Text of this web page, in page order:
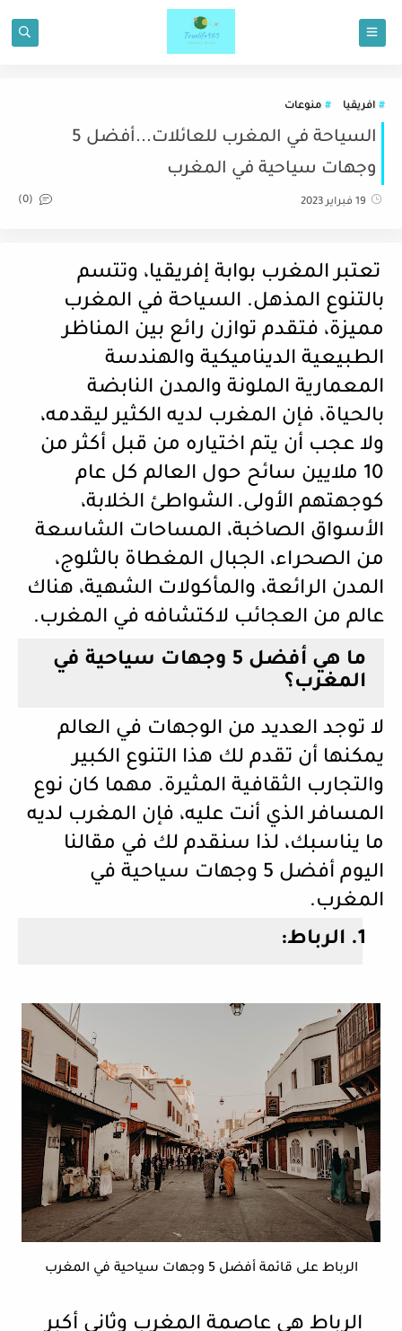
افريقيا منوعات
السياحة في المغرب للعائلات...أفضل 5
وجهات سياحية في المغرب
19 فبراير 2023 (0)
تعتبر المغرب بوابة إفريقيا، وتتسم
بالتنوع المذهل. السياحة في المغرب
مميزة، فتقدم توازن رائع بين المناظر
الطبيعية الديناميكية والهندسة
المعمارية الملونة والمدن النابضة
بالحياة، فإن المغرب لديه الكثير ليقدمه،
ولا عجب أن يتم اختياره من قبل أكثر من
10 ملايين سائح حول العالم كل عام
كوجهتهم الأولى. الشواطئ الخلابة،
الأسواق الصاخبة، المساحات الشاسعة
من الصحراء، الجبال المغطاة بالثلوج،
المدن الرائعة، والمأكولات الشهية، هناك
عالم من العجائب لاكتشافه في المغرب.
ما هي أفضل 5 وجهات سياحية في
المغرب؟
لا توجد العديد من الوجهات في العالم
يمكنها أن تقدم لك هذا التنوع الكبير
والتجارب الثقافية المثيرة. مهما كان نوع
المسافر الذي أنت عليه، فإن المغرب لديه
ما يناسبك، لذا سنقدم لك في مقالنا
اليوم أفضل 5 وجهات سياحية في
المغرب.
1.
الرباط:
الرباط على قائمة أفضل 5 وجهات سياحية في المغرب
الرباط هي عاصمة المغرب وثاني أكبر